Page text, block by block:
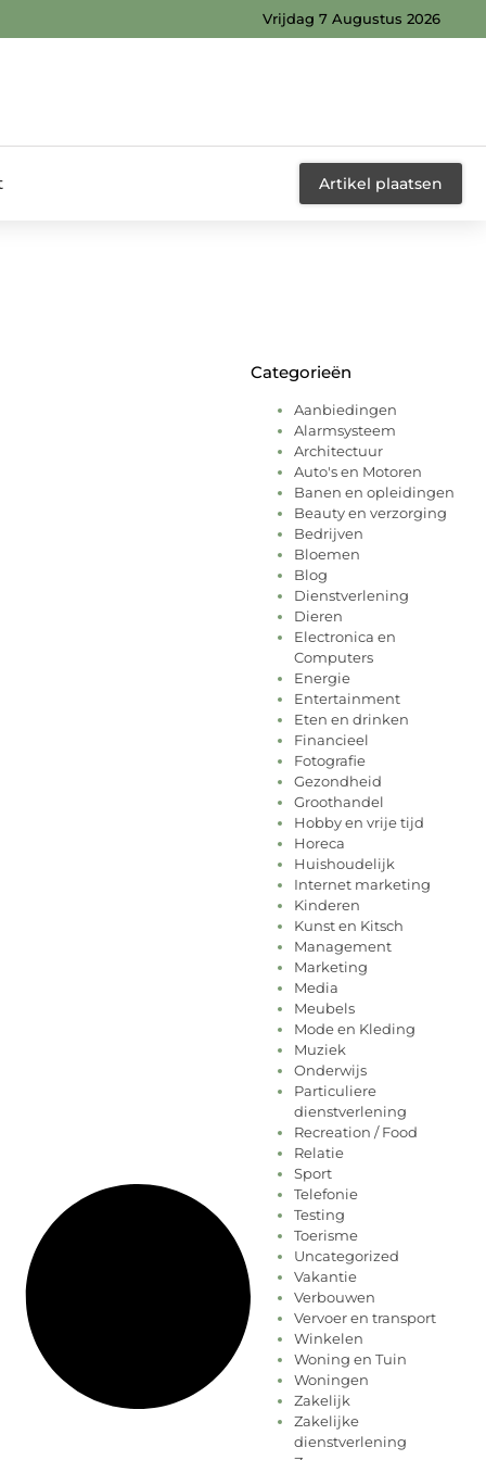
Vrijdag 7 Augustus 2026
Artikel plaatsen
Categorieën
Aanbiedingen
Alarmsysteem
Architectuur
Auto's en Motoren
Banen en opleidingen
Beauty en verzorging
Bedrijven
Bloemen
Blog
Dienstverlening
Dieren
Electronica en
Computers
Energie
Entertainment
Eten en drinken
Financieel
Fotografie
Gezondheid
Groothandel
Hobby en vrije tijd
Horeca
Huishoudelijk
Internet marketing
Kinderen
Kunst en Kitsch
Management
Marketing
Media
Meubels
Mode en Kleding
Muziek
Onderwijs
Particuliere
dienstverlening
Recreation / Food
Relatie
Sport
Telefonie
Testing
Toerisme
Uncategorized
Vakantie
Verbouwen
Vervoer en transport
Winkelen
Woning en Tuin
Woningen
Zakelijk
Zakelijke
dienstverlening